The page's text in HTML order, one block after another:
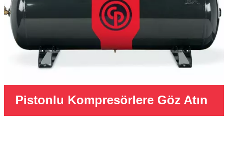
Pistonlu Kompresörlere Göz Atın